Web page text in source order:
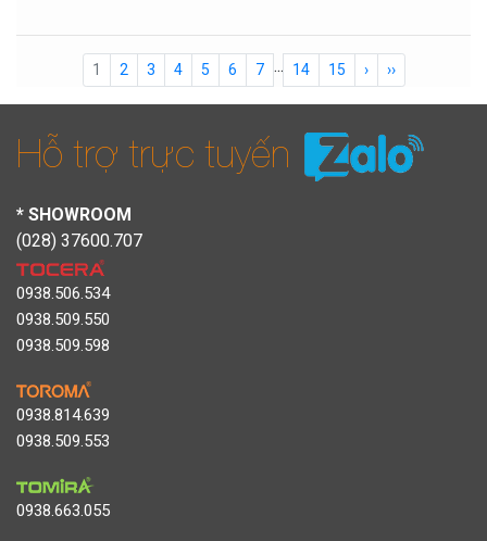
1 2 3 4 5 6 7 ... 14 15 › ››
Hỗ trợ trực tuyến
* SHOWROOM
(028) 37600.707
0938.506.534
0938.509.550
0938.509.598
0938.814.639
0938.509.553
0938.663.055